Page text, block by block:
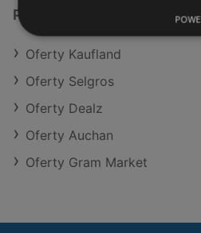
Podobne sklepy detaliczne
Oferty Kaufland
Oferty Selgros
Oferty Dealz
Oferty Auchan
Oferty Gram Market